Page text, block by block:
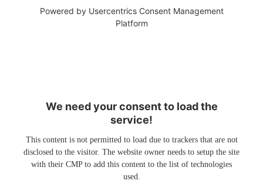
Powered by Usercentrics Consent Management
Platform
We need your consent to load the
service!
This content is not permitted to load due to trackers that are not
disclosed to the visitor. The website owner needs to setup the site
with their CMP to add this content to the list of technologies
used.